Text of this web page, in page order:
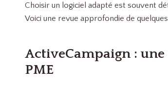
Choisir un logiciel adapté est souvent
Voici une revue approfondie de
ActiveCampaign :
PME